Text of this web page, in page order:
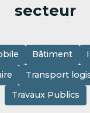
secteur
Bâtiment
Transport
Travaux Publics